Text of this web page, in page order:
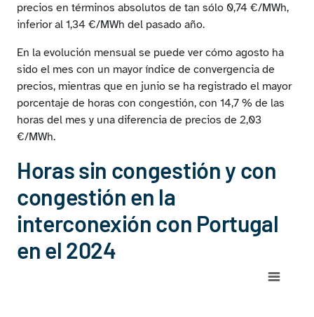
precios en términos absolutos de tan sólo 0,74 €/MWh,
inferior al 1,34 €/MWh del pasado año.
En la evolución mensual se puede ver cómo agosto ha
sido el mes con un mayor índice de convergencia de
precios, mientras que en junio se ha registrado el mayor
porcentaje de horas con congestión, con 14,7 % de las
horas del mes y una diferencia de precios de 2,03
€/MWh.
Horas sin congestión y con
congestión en la
interconexión con Portugal
en el 2024